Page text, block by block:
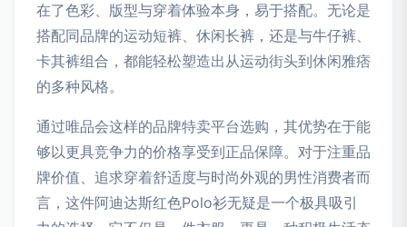
在了色彩、版型与穿着体验本身，易于搭配。无论是
搭配同品牌的运动短裤、休闲长裤，还是与牛仔裤、
卡其裤组合，都能轻松塑造出从运动街头到休闲雅痞
的多种风格。
通过唯品会这样的品牌特卖平台选购，其优势在于能
够以更具竞争力的价格享受到正品保障。对于注重品
牌价值、追求穿着舒适度与时尚外观的男性消费者而
言，这件阿迪达斯红色Polo衫无疑是一个极具吸引